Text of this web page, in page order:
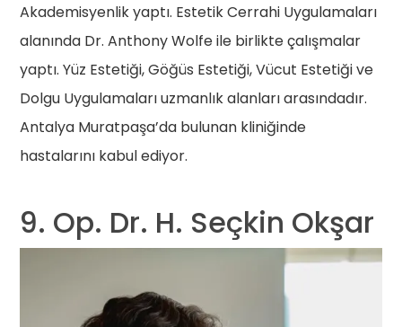
Akademisyenlik yaptı. Estetik Cerrahi Uygulamaları
alanında Dr. Anthony Wolfe ile birlikte çalışmalar
yaptı. Yüz Estetiği, Göğüs Estetiği, Vücut Estetiği ve
Dolgu Uygulamaları uzmanlık alanları arasındadır.
Antalya Muratpaşa’da bulunan kliniğinde
hastalarını kabul ediyor.
9. Op. Dr. H. Seçkin Okşar